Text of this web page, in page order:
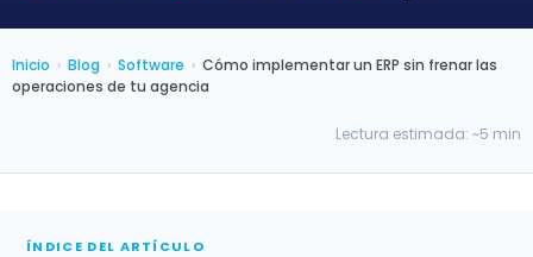
Inicio › Blog › Software › Cómo implementar un ERP sin frenar las
operaciones de tu agencia
Lectura estimada: ~5 min
ÍNDICE DEL ARTÍCULO